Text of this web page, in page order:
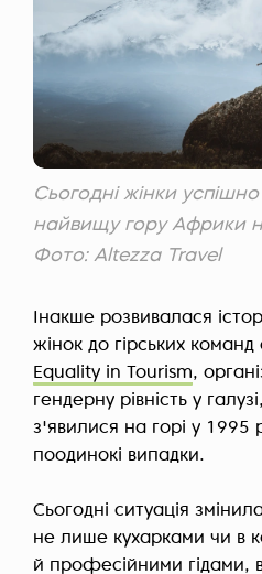
Сьогодні жінки
найвищу гору Африки
Фото: Altezza Travel
Інакше розвивалася
жінок до гірських
Equality in Tourism,
гендерну рівність у
з'явилися на горі у 1995
поодинокі випадки.
Сьогодні ситуація
не лише кухарками чи в
й професійними гідами,